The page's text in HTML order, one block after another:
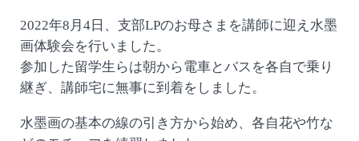
2022年8月4日、支部LPのお母さまを講師に迎え水墨
画体験会を行いました。
参加した留学生らは朝から電車とバスを各自で乗り
継ぎ、講師宅に無事に到着をしました。
水墨画の基本の線の引き方から始め、各自花や竹な